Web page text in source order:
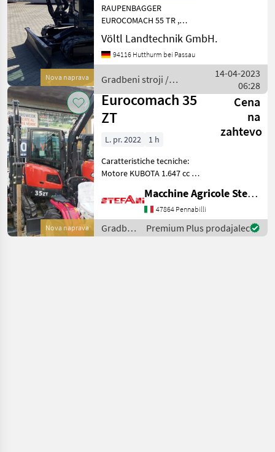
Nova naprava
RAUPENBAGGER
EUROCOMACH 55 TR ,
SCHWENKARM UND
VERSTELLAUSLEGER,
KOMPAKTHECK, FABRIKNEU
V2403-CR-T Turbo Stage V -
TIER 4 Final - Diesel Moto
Völtl Landtechnik GmbH.
94116 Hutthurm bei Passau
Gradbeni stroji /
Eurocomach
14-04-2023
06:28
Nova naprava
Eurocomach 35
ZT
Cena
na
zahtevo
L. pr. 2022
1 h
Caratteristiche tecniche:
Motore KUBOTA 1.647 cc da
raffreddato a liquido.
Motore a norma Stage 5 -
Tier 4 Final. Impianto
idraulico Load Sensing co
Macchine Agricole Stefani Luciano
47864 Pennabilli
Gradbeni
stroji /
Premium Plus prodajalec